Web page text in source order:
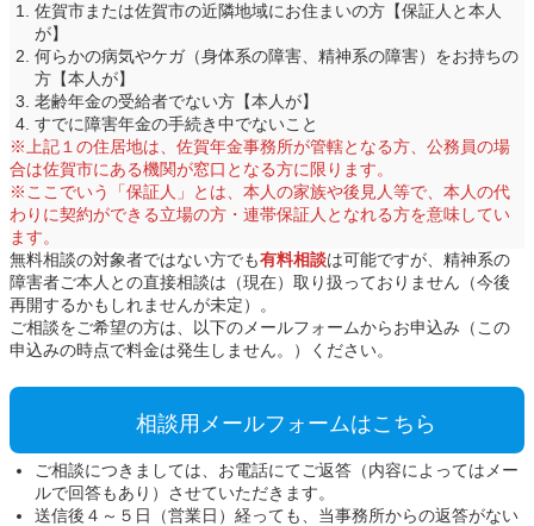
佐賀市または佐賀市の近隣地域にお住まいの方【保証人と本人
が】
何らかの病気やケガ（身体系の障害、精神系の障害）をお持ちの
方【本人が】
老齢年金の受給者でない方【本人が】
すでに障害年金の手続き中でないこと
※上記１の住居地は、佐賀年金事務所が管轄となる方、公務員の場
合は佐賀市にある機関が窓口となる方に限ります。
※ここでいう「保証人」とは、本人の家族や後見人等で、本人の代
わりに契約ができる立場の方・連帯保証人となれる方を意味してい
ます。
無料相談の対象者ではない方でも有料相談は可能ですが、精神系の
障害者ご本人との直接相談は（現在）取り扱っておりません（今後
再開するかもしれませんが未定）。
ご相談をご希望の方は、以下のメールフォームからお申込み（この
申込みの時点で料金は発生しません。）ください。
相談用メールフォームはこちら
ご相談につきましては、お電話にてご返答（内容によってはメー
ルで回答もあり）させていただきます。
送信後４～５日（営業日）経っても、当事務所からの返答がない